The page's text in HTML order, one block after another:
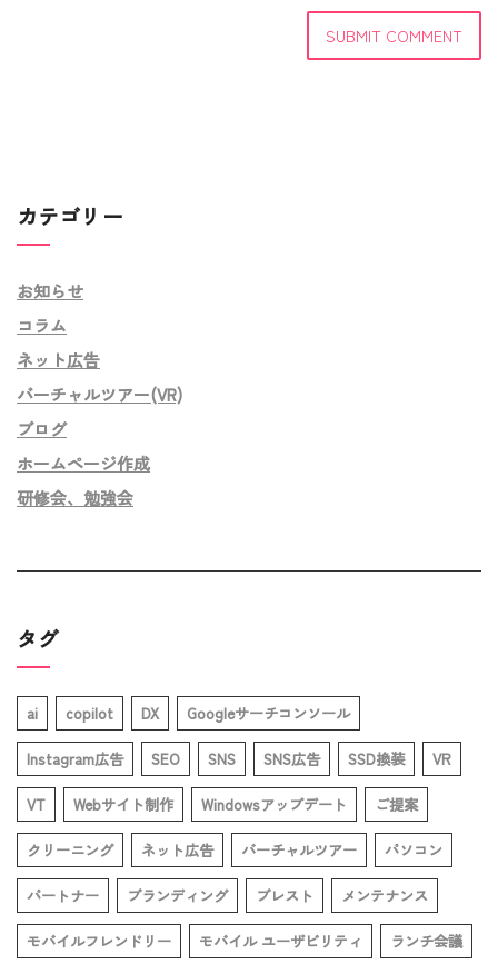
カテゴリー
お知らせ
コラム
ネット広告
バーチャルツアー(VR)
ブログ
ホームページ作成
研修会、勉強会
タグ
ai copilot DX Googleサーチコンソール
Instagram広告 SEO SNS SNS広告 SSD換装 VR
VT Webサイト制作 Windowsアップデート ご提案
クリーニング ネット広告 バーチャルツアー パソコン
パートナー ブランディング ブレスト メンテナンス
モバイルフレンドリー モバイル ユーザビリティ ランチ会議